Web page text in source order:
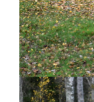
maj 2026
april 2026
mars 2026
februari 2026
januari 2026
december 2025
november 2025